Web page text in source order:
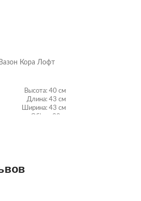
Кора Лофт
Высота: 40 см
Длина: 43 см
Ширина: 43 см
Об'ем: 39 л